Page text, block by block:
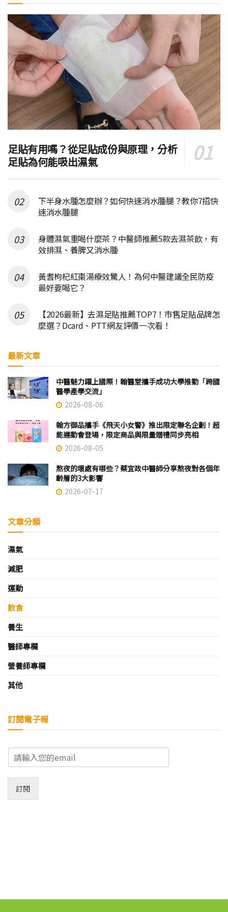
足貼有用嗎？從足貼成份與原理，分析
足貼為何能吸出濕氣
下半身水腫怎麼辦？如何快速消水腫腿？教你7招快
速消水腫腿
身體濕氣重喝什麼茶？中醫師推薦5款去濕茶飲，有
效排濕、養脾又消水腫
黃耆枸杞紅棗湯療效驚人！為何中醫建議全民防疫
最好要喝它？
【2026最新】去濕足貼推薦TOP7！市售足貼品牌怎
麼選？Dcard、PTT網友評價一次看！
最新文章
中醫魅力躍上國際！翰醫堂攜手成功大學推動「跨國
醫學產學交流」
2026-08-06
翰方御品攜手《飛天小女警》推出限定聯名企劃！超
能運動會登場，限定商品與限量贈禮同步亮相
2026-08-05
熬夜的壞處有哪些？蔡宜政中醫師分享熬夜對各個年
齡層的3大影響
2026-07-17
文章分類
濕氣
減肥
運動
飲食
養生
醫師專欄
營養師專欄
其他
訂閱電子報
E
m
*
訂閱